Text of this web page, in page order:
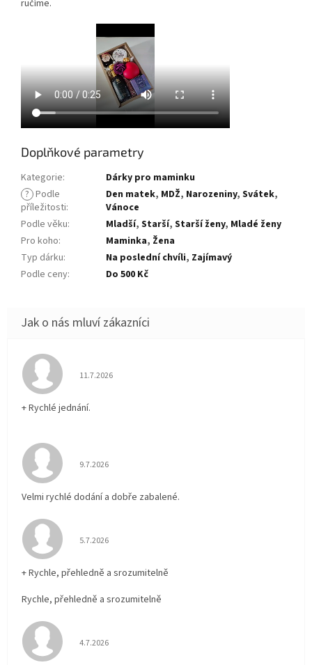
ručíme.
Doplňkové parametry
Kategorie:
Dárky pro maminku
? Podle
příležitosti:
Den matek, MDŽ, Narozeniny, Svátek,
Vánoce
Podle věku: Mladší, Starší, Starší ženy, Mladé ženy
Pro koho: Maminka, Žena
Typ dárku: Na poslední chvíli, Zajímavý
Podle ceny: Do 500 Kč
Hodnocení obchodu je 5 z 5 hvězdiček.
11.7.2026
+ Rychlé jednání.
Hodnocení obchodu je 5 z 5 hvězdiček.
9.7.2026
Velmi rychlé dodání a dobře zabalené.
Hodnocení obchodu je 5 z 5 hvězdiček.
5.7.2026
+ Rychle, přehledně a srozumitelně
Rychle, přehledně a srozumitelně
Hodnocení obchodu je 5 z 5 hvězdiček.
4.7.2026